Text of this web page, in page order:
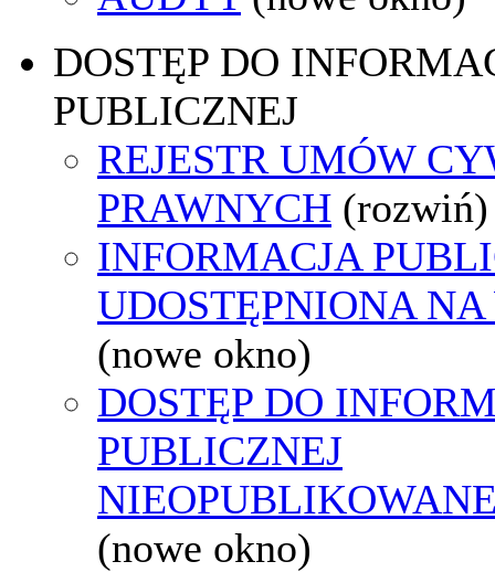
DOSTĘP DO
PUBLICZNEJ
REJESTR UMÓW
PRAWNYCH (rozwiń)
INFORMACJA
UDOSTĘPNIONA
(nowe okno)
DOSTĘP DO
PUBLICZNEJ
(nowe okno)